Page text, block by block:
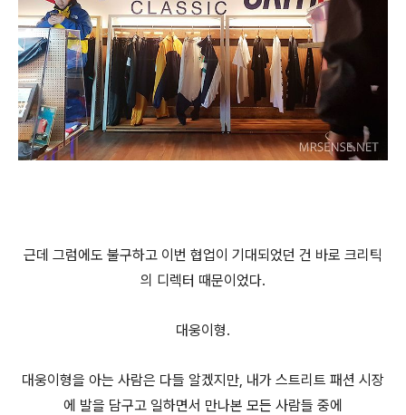
근데 그럼에도 불구하고 이번 협업이 기대되었던 건 바로 크리틱
의 디렉터 때문이었다.
대웅이형.
대웅이형을 아는 사람은 다들 알겠지만, 내가 스트리트 패션 시장
에 발을 담구고 일하면서 만나본 모든 사람들 중에